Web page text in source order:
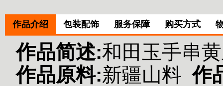
作品介绍 包装配饰 服务保障 购买方式
作品简述:和田玉手串
作品原料:新疆山料 作